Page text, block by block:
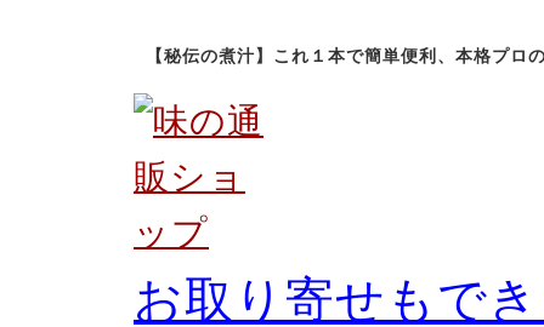
【秘伝の煮汁】これ１本で簡単便利、本格プロ
お取り寄せもで